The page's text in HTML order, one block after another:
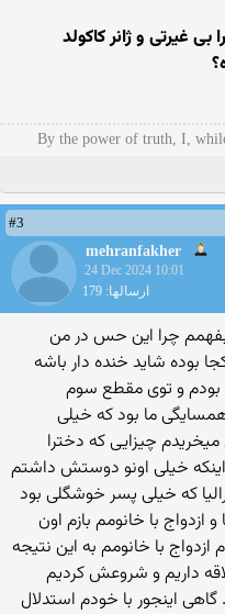
غیرتی و ژانر کاکولد
By the power of truth, I,
#3
mehranfakher
24 Dec 2024 10:01
ارسالها: 179
چرا این حس در من
بوده شاید خنده دار باشه
بودم و توی مقطع سوم
ما بود که خیلی
چیزایی که دخترا
خیلی اونو دوستش داشتم
که خیلی پسر خوشگلی بود
با خانومم بازم اون
با خانومم به این نتیجه
داریم و شروعش کردیم
اینجور با خودم استدلال